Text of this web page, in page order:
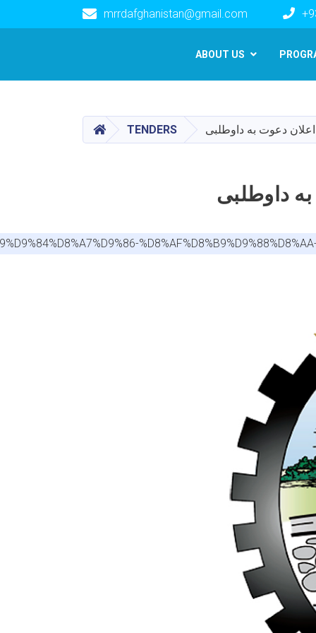
mrrdafghanistan@gmail.com
ABOUT US
HOMETENDERS اعلان دعوت به داوطلبی
داوطلبی